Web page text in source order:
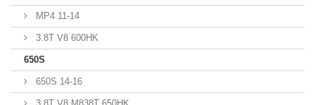
MP4 11-14
3.8T V8 600HK
650S
650S 14-16